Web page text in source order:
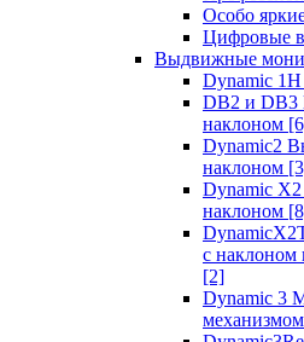
Особо
Цифровые
Выдвижные
Dynamic
DB2 и
наклоном
Dynamic2
наклоном
Dynamic
наклоном
с
[2]
Dynamic 3